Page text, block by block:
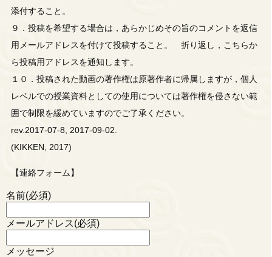
添付すること。
９．投稿を希望する場合は，あらかじめその旨のコメントを返信
用メールアドレスを付けて投稿すること。 折り返し，こちらか
ら投稿用アドレスを通知します。
１０．投稿された動画の著作権は原著作者に帰属しますが，個人
レベルでの授業資料としての使用については著作権を侵さない範
囲で制限を緩めていますのでご了承ください。
rev.2017-07-8, 2017-09-02.
(KIKKEN, 2017)
【連絡フォーム】
名前(必須)
メールアドレス(必須)
メッセージ